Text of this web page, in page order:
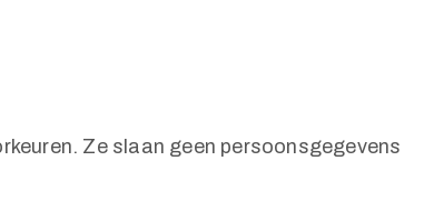
Ze slaan geen persoonsgegevens